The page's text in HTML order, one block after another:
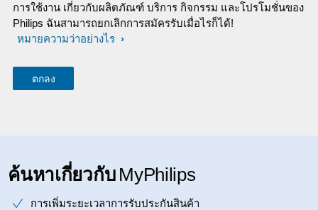
การใช้งาน เกี่ยวกับผลิตภัณฑ์ บริการ กิจกรรม และโปรโมชั่นของ
Philips ฉันสามารถยกเลิกการสมัครรับเมื่อไรก็ได้!
หมายความว่าอย่างไร
ค้นหาเกี่ยวกับ MyPhilips
การเพิ่มระยะเวลาการรับประกันสินค้า